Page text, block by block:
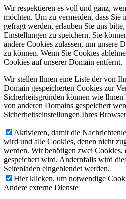
Wir respektieren es voll und ganz,
möchten. Um zu vermeiden, dass Sie
gefragt werden, erlauben Sie uns
Einstellungen zu speichern. Sie
andere Cookies zulassen, um unsere
zu können. Wenn Sie Cookies
Cookies auf unserer Domain entfernt.
Wir stellen Ihnen eine Liste der von
Domain gespeicherten Cookies zur
Sicherheitsgründen können wie
von anderen Domains gespeichert
Sicherheitseinstellungen Ihres
Aktivieren, damit die
wird und alle Cookies, denen nicht
werden. Wir benötigen zwei Cookies,
gespeichert wird. Andernfalls wird
Seitenladen eingeblendet werden.
Hier klicken, um notwendige
Andere externe Dienste